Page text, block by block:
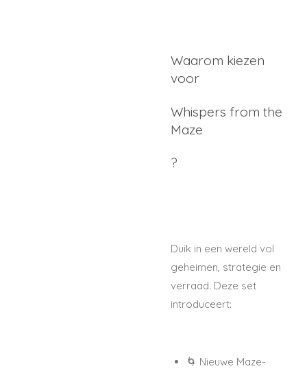
Waarom kiezen
voor
Whispers from the
Maze
?
Duik in een wereld vol
geheimen, strategie en
verraad. Deze set
introduceert:
🌀 Nieuwe Maze-